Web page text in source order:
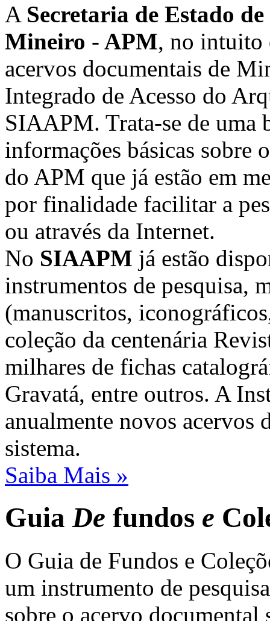
A Secretaria de Estado
Mineiro - APM, no intuito
acervos documentais de
Integrado de Acesso do
SIAAPM. Trata-se de uma
informações básicas sobre
do APM que já estão em
por finalidade facilitar a
ou através da Internet.
No SIAAPM já estão
instrumentos de pesquisa,
(manuscritos,
coleção da centenária
milhares de fichas
Gravatá, entre outros. A
anualmente novos
sistema.
Saiba Mais »
Guia De fundos e
O Guia de Fundos e
um instrumento de
sobre o acervo